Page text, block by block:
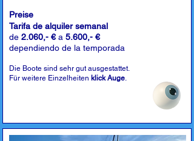
Preise
Tarifa de alquiler semanal
de 2.060,- €a 5.600,- €
dependiendo de la temporada
Die Boote sind sehr gut ausgestattet.
Für weitere Einzelheiten klick Auge.